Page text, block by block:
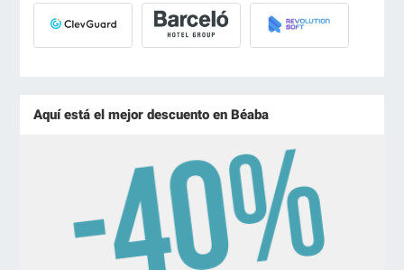
Aquí está el mejor descuento en Béaba